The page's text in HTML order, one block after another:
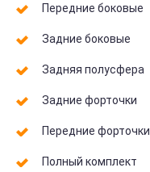
Передние боковые
Задние боковые
Задняя полусфера
Задние форточки
Передние форточки
Полный комплект